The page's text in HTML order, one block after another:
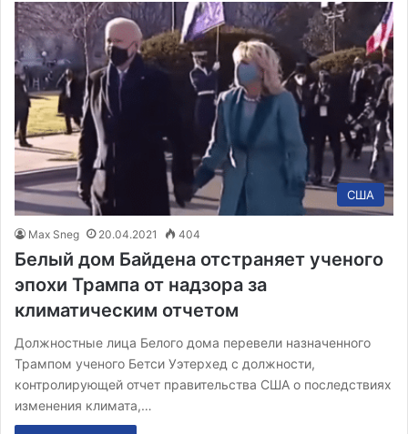
США
Max Sneg 20.04.2021 404
Белый дом Байдена отстраняет ученого
эпохи Трампа от надзора за
климатическим отчетом
Должностные лица Белого дома перевели назначенного
Трампом ученого Бетси Уэтерхед с должности,
контролирующей отчет правительства США о последствиях
изменения климата,…